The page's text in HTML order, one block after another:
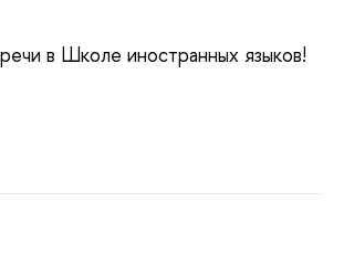
в Школе иностранных языков!